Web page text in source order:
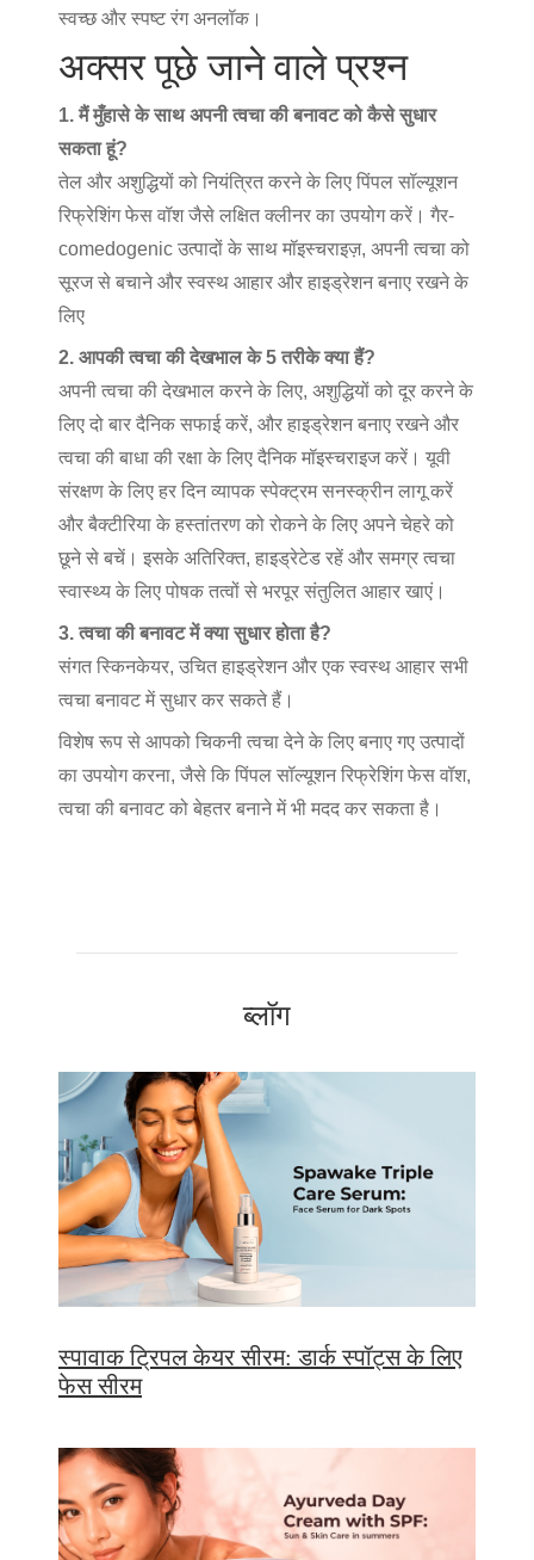
स्वच्छ और स्पष्ट रंग अनलॉक।
अक्सर पूछे जाने वाले प्रश्न
1. मैं मुँहासे के साथ अपनी त्वचा की बनावट को कैसे सुधार
सकता हूं?
तेल और अशुद्धियों को नियंत्रित करने के लिए पिंपल सॉल्यूशन
रिफ्रेशिंग फेस वॉश जैसे लक्षित क्लीनर का उपयोग करें। गैर-
comedogenic उत्पादों के साथ मॉइस्चराइज़, अपनी त्वचा को
सूरज से बचाने और स्वस्थ आहार और हाइड्रेशन बनाए रखने के
लिए
2. आपकी त्वचा की देखभाल के 5 तरीके क्या हैं?
अपनी त्वचा की देखभाल करने के लिए, अशुद्धियों को दूर करने के
लिए दो बार दैनिक सफाई करें, और हाइड्रेशन बनाए रखने और
त्वचा की बाधा की रक्षा के लिए दैनिक मॉइस्चराइज करें। यूवी
संरक्षण के लिए हर दिन व्यापक स्पेक्ट्रम सनस्क्रीन लागू करें
और बैक्टीरिया के हस्तांतरण को रोकने के लिए अपने चेहरे को
छूने से बचें। इसके अतिरिक्त, हाइड्रेटेड रहें और समग्र त्वचा
स्वास्थ्य के लिए पोषक तत्वों से भरपूर संतुलित आहार खाएं।
3. त्वचा की बनावट में क्या सुधार होता है?
संगत स्किनकेयर, उचित हाइड्रेशन और एक स्वस्थ आहार सभी
त्वचा बनावट में सुधार कर सकते हैं।
विशेष रूप से आपको चिकनी त्वचा देने के लिए बनाए गए उत्पादों
का उपयोग करना, जैसे कि पिंपल सॉल्यूशन रिफ्रेशिंग फेस वॉश,
त्वचा की बनावट को बेहतर बनाने में भी मदद कर सकता है।
ब्लॉग
स्पावाक ट्रिपल केयर सीरम: डार्क स्पॉट्स के लिए
फेस सीरम